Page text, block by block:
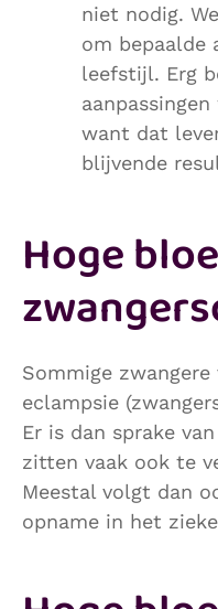
niet nodig.
om bepaalde
leefstijl. Erg
want dat
blijvende
Hoge
Sommige
eclampsie
Er is dan sprake
zitten vaak ook te
Meestal volgt dan
opname in het